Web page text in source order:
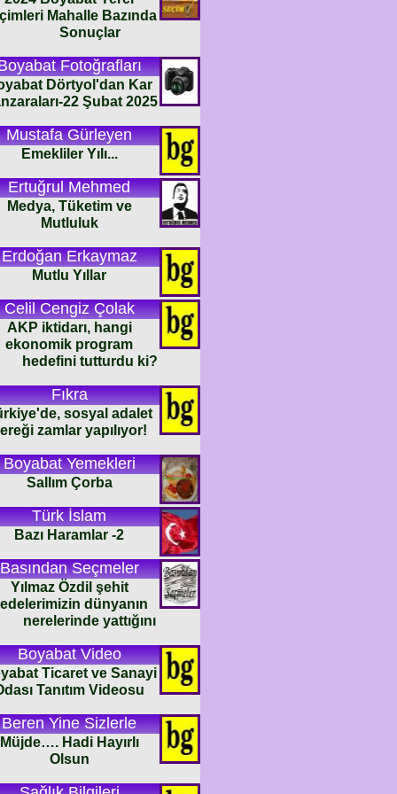
Mahalle Bazında
Sonuçlar
Fotoğrafları
Dörtyol'dan Kar
22 Şubat 2025
Mustafa Gürleyen
Emekliler Yılı...
Ertuğrul Mehmed
Medya, Tüketim ve
Mutluluk
Erdoğan Erkaymaz
Mutlu Yıllar
Celil Cengiz Çolak
AKP iktidarı, hangi
ekonomik program
hedefini tutturdu ki?
Fıkra
sosyal adalet
zamlar yapılıyor!
Boyabat Yemekleri
Sallım Çorba
Türk İslam
Bazı Haramlar -2
Basından Seçmeler
Yılmaz Özdil şehit
dünyanın
nerelerinde yattığını
Boyabat Video
Görüntüleri
Ticaret ve Sanayi
Tanıtım Videosu
Beren Yine Sizlerle
Müjde…. Hadi Hayırlı
Olsun